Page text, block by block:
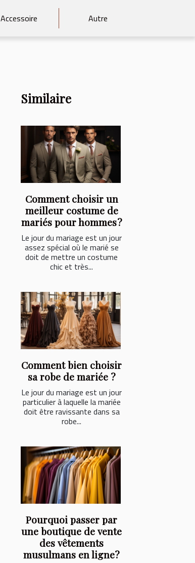
Accessoire Autre
Similaire
Comment choisir un
meilleur costume de
mariés pour hommes ?
Le jour du mariage est un jour
assez spécial où le marié se
doit de mettre un costume
chic et très...
Comment bien choisir
sa robe de mariée ?
Le jour du mariage est un jour
particulier à laquelle la mariée
doit être ravissante dans sa
robe...
Pourquoi passer par
une boutique de vente
des vêtements
musulmans en ligne?